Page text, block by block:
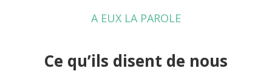
A EUX LA PAROLE
Ce qu’ils disent de nous